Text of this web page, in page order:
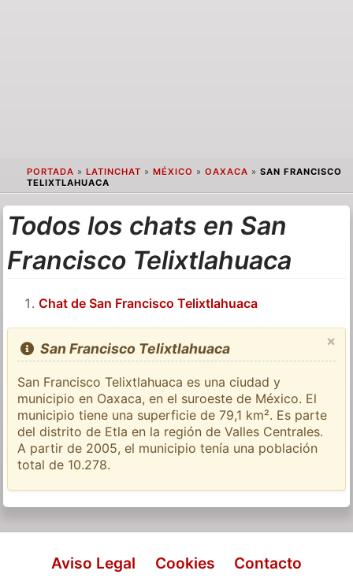
PORTADA » LATINCHAT » MÉXICO » OAXACA » SAN FRANCISCO
TELIXTLAHUACA
Todos los chats en San
Francisco Telixtlahuaca
Chat de San Francisco Telixtlahuaca
×
San Francisco Telixtlahuaca
San Francisco Telixtlahuaca es una ciudad y
municipio en Oaxaca, en el suroeste de México. El
municipio tiene una superficie de 79,1 km². Es parte
del distrito de Etla en la región de Valles Centrales.
A partir de 2005, el municipio tenía una población
total de 10.278.
Aviso Legal Cookies Contacto